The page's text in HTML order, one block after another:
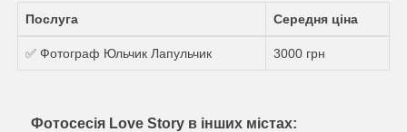
Послуга Середня ціна
✅ Фотограф Юльчик Лапульчик 3000 грн
Фотосесія Love Story в інших містах: